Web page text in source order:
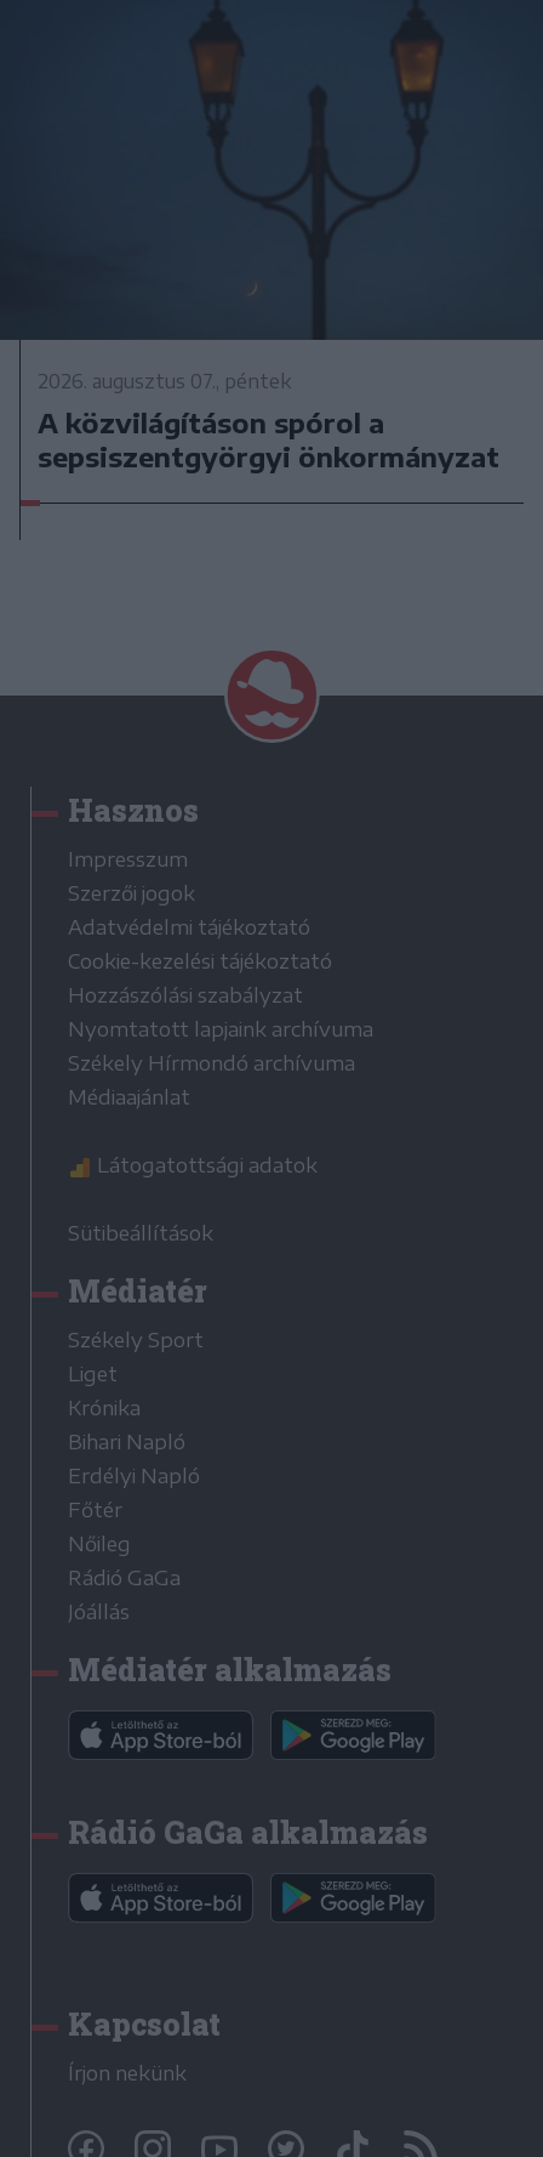
2026. augusztus 07., péntek
A közvilágításon spórol a
sepsiszentgyörgyi önkormányzat
Hasznos
Impresszum
Szerzői jogok
Adatvédelmi tájékoztató
Cookie-kezelési tájékoztató
Hozzászólási szabályzat
Nyomtatott lapjaink archívuma
Székely Hírmondó archívuma
Médiaajánlat
Látogatottsági adatok
Sütibeállítások
Médiatér
Székely Sport
Liget
Krónika
Bihari Napló
Erdélyi Napló
Főtér
Nőileg
Rádió GaGa
Jóállás
Médiatér alkalmazás
Rádió GaGa alkalmazás
Kapcsolat
Írjon nekünk